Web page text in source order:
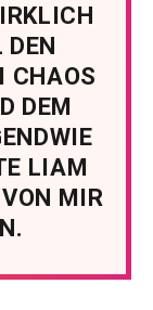
DEN
CHAOS
DEM
LIAM
MIR